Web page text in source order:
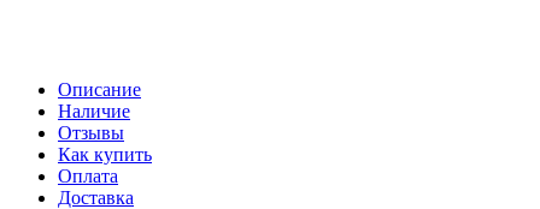
Описание
Наличие
Отзывы
Как купить
Оплата
Доставка